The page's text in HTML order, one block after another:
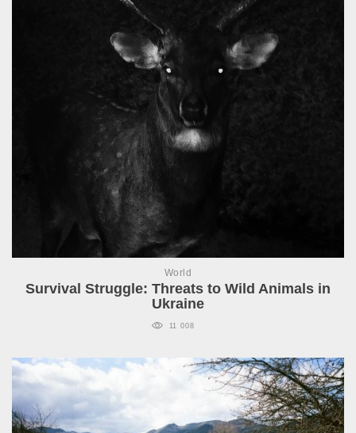
World
Survival Struggle: Threats to Wild Animals in
Ukraine
11 008